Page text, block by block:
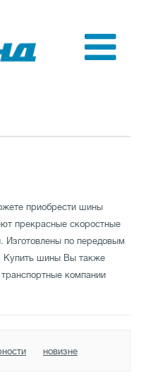
приобрести шины
прекрасные скоростные
Изготовлены по передовым
Купить шины Вы также
компании
новизне